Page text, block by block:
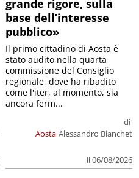
grande rigore, sulla
base dell’interesse
pubblico»
Aosta
di
Alessandro Bianchet
il 06/08/2026
Il primo cittadino di Aosta è
stato audito nella quarta
commissione del Consiglio
regionale, dove ha ribadito
come l'iter, al momento, sia
ancora ferm...